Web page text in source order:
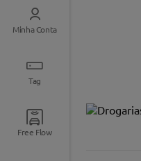
Minha Conta
Tag
Free Flow